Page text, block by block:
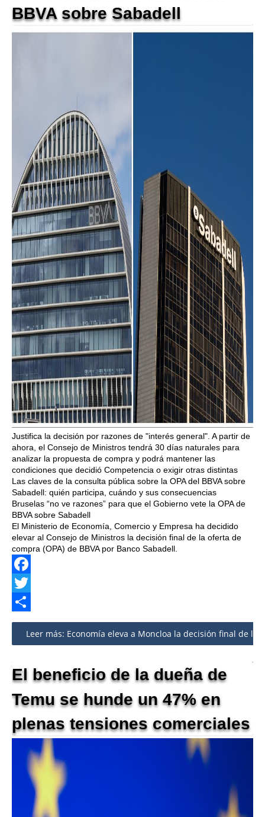
BBVA sobre Sabadell
Justifica la decisión por razones de "interés general". A partir de
ahora, el Consejo de Ministros tendrá 30 días naturales para
analizar la propuesta de compra y podrá mantener las
condiciones que decidió Competencia o exigir otras distintas
Las claves de la consulta pública sobre la OPA del BBVA sobre
Sabadell: quién participa, cuándo y sus consecuencias
Bruselas “no ve razones” para que el Gobierno vete la OPA de
BBVA sobre Sabadell
El Ministerio de Economía, Comercio y Empresa ha decidido
elevar al Consejo de Ministros la decisión final de la oferta de
compra (OPA) de BBVA por Banco Sabadell.
Facebook
Twitter
Share
Leer más: Economía eleva a Moncloa la decisión final de la
El beneficio de la dueña de
Temu se hunde un 47% en
plenas tensiones comerciales